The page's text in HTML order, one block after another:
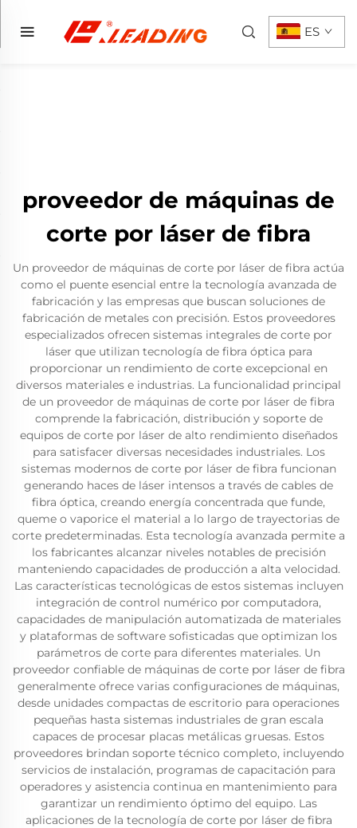
ES
proveedor de máquinas de
corte por láser de fibra
Un proveedor de máquinas de corte por láser de fibra actúa
como el puente esencial entre la tecnología avanzada de
fabricación y las empresas que buscan soluciones de
fabricación de metales con precisión. Estos proveedores
especializados ofrecen sistemas integrales de corte por
láser que utilizan tecnología de fibra óptica para
proporcionar un rendimiento de corte excepcional en
diversos materiales e industrias. La funcionalidad principal
de un proveedor de máquinas de corte por láser de fibra
comprende la fabricación, distribución y soporte de
equipos de corte por láser de alto rendimiento diseñados
para satisfacer diversas necesidades industriales. Los
sistemas modernos de corte por láser de fibra funcionan
generando haces de láser intensos a través de cables de
fibra óptica, creando energía concentrada que funde,
queme o vaporice el material a lo largo de trayectorias de
corte predeterminadas. Esta tecnología avanzada permite a
los fabricantes alcanzar niveles notables de precisión
manteniendo capacidades de producción a alta velocidad.
Las características tecnológicas de estos sistemas incluyen
integración de control numérico por computadora,
capacidades de manipulación automatizada de materiales
y plataformas de software sofisticadas que optimizan los
parámetros de corte para diferentes materiales. Un
proveedor confiable de máquinas de corte por láser de fibra
generalmente ofrece varias configuraciones de máquinas,
desde unidades compactas de escritorio para operaciones
pequeñas hasta sistemas industriales de gran escala
capaces de procesar placas metálicas gruesas. Estos
proveedores brindan soporte técnico completo, incluyendo
servicios de instalación, programas de capacitación para
operadores y asistencia continua en mantenimiento para
garantizar un rendimiento óptimo del equipo. Las
aplicaciones de la tecnología de corte por láser de fibra